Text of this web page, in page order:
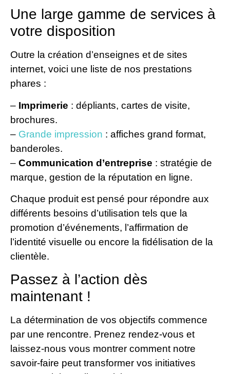
Une large gamme de services à
votre disposition
Outre la création d’enseignes et de sites
internet, voici une liste de nos prestations
phares :
– Imprimerie : dépliants, cartes de visite,
brochures.
– Grande impression : affiches grand format,
banderoles.
– Communication d’entreprise : stratégie de
marque, gestion de la réputation en ligne.
Chaque produit est pensé pour répondre aux
différents besoins d’utilisation tels que la
promotion d’événements, l’affirmation de
l’identité visuelle ou encore la fidélisation de la
clientèle.
Passez à l’action dès
maintenant !
La détermination de vos objectifs commence
par une rencontre. Prenez rendez-vous et
laissez-nous vous montrer comment notre
savoir-faire peut transformer vos initiatives